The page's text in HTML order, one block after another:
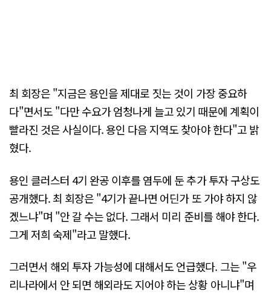
최 회장은 "지금은 용인을 제대로 짓는 것이 가장 중요하
다"면서도 "다만 수요가 엄청나게 늘고 있기 때문에 계획이
빨라진 것은 사실이다. 용인 다음 지역도 찾아야 한다"고 밝
혔다.
용인 클러스터 4기 완공 이후를 염두에 둔 추가 투자 구상도
공개했다. 최 회장은 "4기가 끝나면 어딘가 또 가야 하지 않
겠느냐"며 "안 갈 수는 없다. 그래서 미리 준비를 해야 한다.
그게 저희 숙제"라고 말했다.
그러면서 해외 투자 가능성에 대해서도 언급했다. 그는 "우
리나라에서 안 되면 해외라도 지어야 하는 상황 아니냐"며